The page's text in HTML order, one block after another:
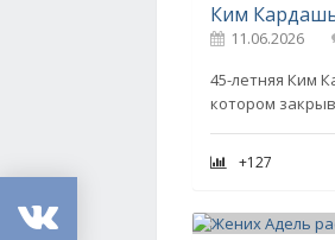
11.06.2026
45-летняя Ким
котором
+127